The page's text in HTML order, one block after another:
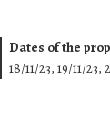
Dates of the
18/11/23, 19/11/23,